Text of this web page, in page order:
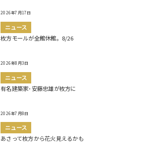
2026年7月17日
ニュース
枚方モールが全館休館。8/26
2026年8月3日
ニュース
有名建築家･安藤忠雄が枚方に
2026年7月8日
ニュース
あさって枚方から花火見えるかも